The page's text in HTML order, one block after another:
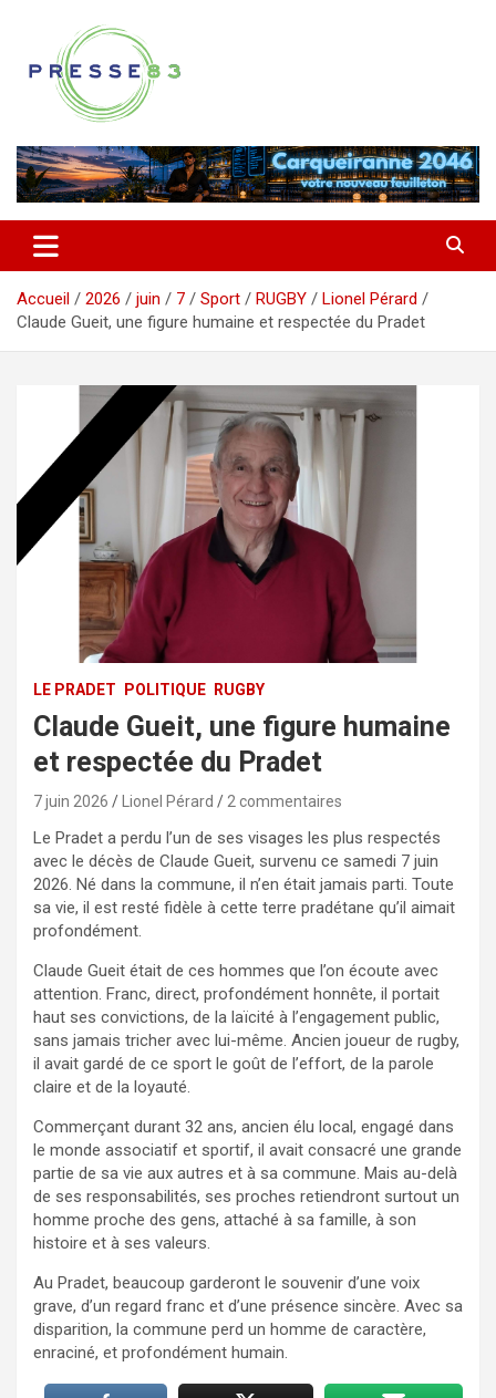
contenu
Presse 83
Accueil 2026 juin 7 Sport RUGBY
Lionel Pérard
Claude Gueit, une figure humaine et respectée du Pradet
LE PRADET POLITIQUE RUGBY
Claude Gueit, une figure humaine
et respectée du Pradet
7 juin 2026 Lionel Pérard 2 commentaires
Le Pradet a perdu l’un de ses visages les plus respectés
avec le décès de Claude Gueit, survenu ce samedi 7 juin
2026. Né dans la commune, il n’en était jamais parti. Toute
sa vie, il est resté fidèle à cette terre pradétane qu’il aimait
profondément.
Claude Gueit était de ces hommes que l’on écoute avec
attention. Franc, direct, profondément honnête, il portait
haut ses convictions, de la laïcité à l’engagement public,
sans jamais tricher avec lui-même. Ancien joueur de rugby,
il avait gardé de ce sport le goût de l’effort, de la parole
claire et de la loyauté.
Commerçant durant 32 ans, ancien élu local, engagé dans
le monde associatif et sportif, il avait consacré une grande
partie de sa vie aux autres et à sa commune. Mais au-delà
de ses responsabilités, ses proches retiendront surtout un
homme proche des gens, attaché à sa famille, à son
histoire et à ses valeurs.
Au Pradet, beaucoup garderont le souvenir d’une voix
grave, d’un regard franc et d’une présence sincère. Avec sa
disparition, la commune perd un homme de caractère,
enraciné, et profondément humain.